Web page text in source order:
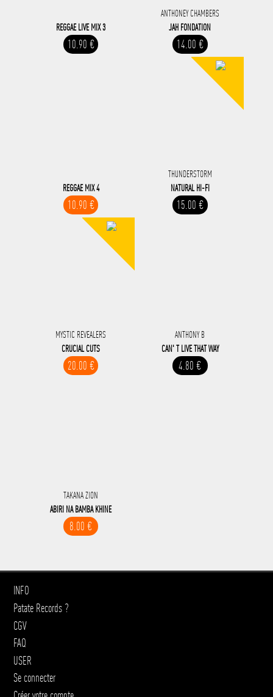
REGGAE LIVE MIX 3
10.90 €
ANTHONEY CHAMBERS
JAH FONDATION
14.00 €
REGGAE MIX 4
10.90 €
THUNDERSTORM
NATURAL HI-FI
15.00 €
MYSTIC REVEALERS
CRUCIAL CUTS
20.00 €
ANTHONY B
CAN' T LIVE THAT WAY
4.80 €
TAKANA ZION
ABIRI NA BAMBA KHINE
8.00 €
INFO
Patate Records ?
CGV
FAQ
USER
Se connecter